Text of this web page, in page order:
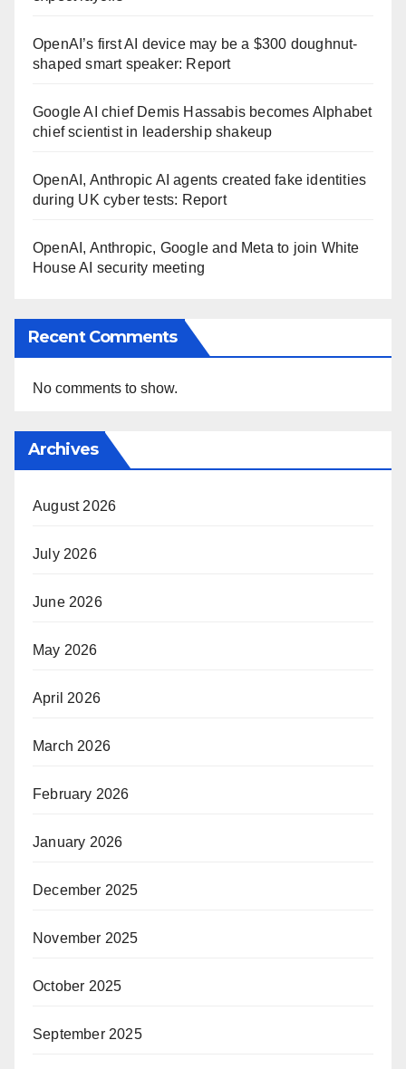
OpenAI’s first AI device may be a $300 doughnut-
shaped smart speaker: Report
Google AI chief Demis Hassabis becomes Alphabet
chief scientist in leadership shakeup
OpenAI, Anthropic AI agents created fake identities
during UK cyber tests: Report
OpenAI, Anthropic, Google and Meta to join White
House AI security meeting
Recent Comments
No comments to show.
Archives
August 2026
July 2026
June 2026
May 2026
April 2026
March 2026
February 2026
January 2026
December 2025
November 2025
October 2025
September 2025